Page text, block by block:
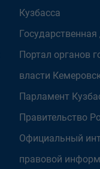
Кузбасса
Портал органов
власти
Парламент
Правительство
Официальный
правовой